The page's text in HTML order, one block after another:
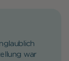
war